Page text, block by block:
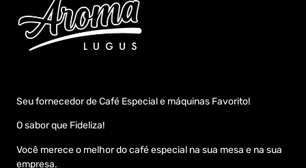
Seu fornecedor de Café Especial e máquinas Favorito!
O sabor que Fideliza!
Você merece o melhor do café especial na sua mesa e na sua
empresa.